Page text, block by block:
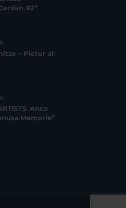
#2”
– Pictor al
Anca
Memorie”